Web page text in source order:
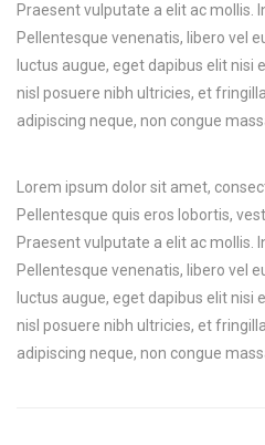
Praesent vulputate a elit ac mollis.
Pellentesque venenatis, libero vel
luctus augue, eget dapibus elit nisi
nisl posuere nibh ultricies, et
adipiscing neque, non congue
Lorem ipsum dolor sit amet,
Pellentesque quis eros lobortis,
Praesent vulputate a elit ac mollis.
Pellentesque venenatis, libero vel
luctus augue, eget dapibus elit nisi
nisl posuere nibh ultricies, et
adipiscing neque, non congue